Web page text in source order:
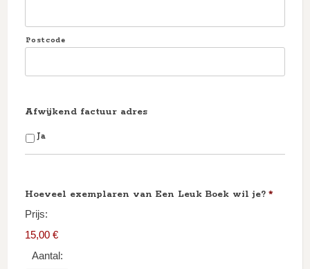
Postcode
Afwijkend factuur adres
Ja
Hoeveel exemplaren van Een Leuk Boek wil je? *
Prijs:
15,00 €
Aantal: